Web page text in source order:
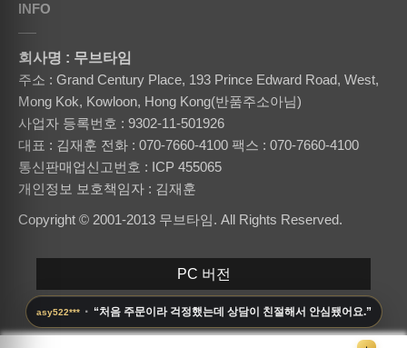
asy522*** · “처음 주문이라 걱정했는데 상담이 친절해서 안심됐어요.”
INFO
회사명 : 무브타임
주소 : Grand Century Place, 193 Prince Edward Road, West,
Mong Kok, Kowloon, Hong Kong(반품주소아님)
사업자 등록번호 : 9302-11-501926
대표 : 김재훈 전화 : 070-7660-4100 팩스 : 070-7660-4100
통신판매업신고번호 : ICP 455065
개인정보 보호책임자 : 김재훈
Copyright © 2001-2013 무브타임. All Rights Reserved.
PC 버전